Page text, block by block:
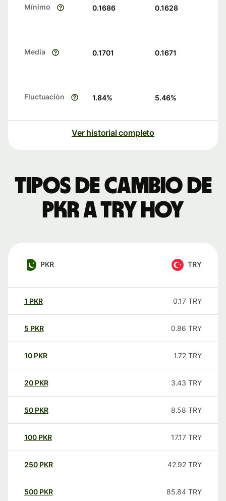
Mínimo 0.1686 0.1628
Media 0.1701 0.1671
Fluctuación 1.84% 5.46%
Ver historial completo
Tipos de cambio de
PKR a TRY hoy
PKR TRY
1 PKR 0.17 TRY
5 PKR 0.86 TRY
10 PKR 1.72 TRY
20 PKR 3.43 TRY
50 PKR 8.58 TRY
100 PKR 17.17 TRY
250 PKR 42.92 TRY
500 PKR 85.84 TRY